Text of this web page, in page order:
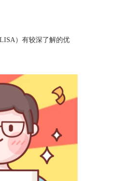
）有较深了解的优